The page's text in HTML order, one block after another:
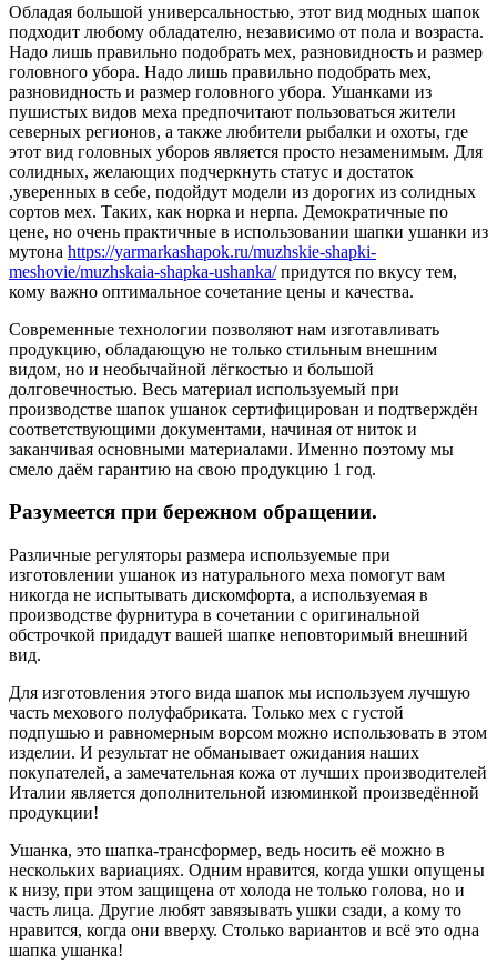
Обладая большой универсальностью, этот вид модных шапок
подходит любому обладателю, независимо от пола и возраста.
Надо лишь правильно подобрать мех, разновидность и размер
головного убора. Надо лишь правильно подобрать мех,
разновидность и размер головного убора. Ушанками из
пушистых видов меха предпочитают пользоваться жители
северных регионов, а также любители рыбалки и охоты, где
этот вид головных уборов является просто незаменимым. Для
солидных, желающих подчеркнуть статус и достаток
,уверенных в себе, подойдут модели из дорогих из солидных
сортов мех. Таких, как норка и нерпа. Демократичные по
цене, но очень практичные в использовании шапки ушанки из
мутона https://yarmarkashapok.ru/muzhskie-shapki-
meshovie/muzhskaia-shapka-ushanka/придутся по вкусу тем,
кому важно оптимальное сочетание цены и качества.
Современные технологии позволяют нам изготавливать
продукцию, обладающую не только стильным внешним
видом, но и необычайной лёгкостью и большой
долговечностью. Весь материал используемый при
производстве шапок ушанок сертифицирован и подтверждён
соответствующими документами, начиная от ниток и
заканчивая основными материалами. Именно поэтому мы
смело даём гарантию на свою продукцию 1 год.
Разумеется при бережном обращении.
Различные регуляторы размера используемые при
изготовлении ушанок из натурального меха помогут вам
никогда не испытывать дискомфорта, а используемая в
производстве фурнитура в сочетании с оригинальной
обстрочкой придадут вашей шапке неповторимый внешний
вид.
Для изготовления этого вида шапок мы используем лучшую
часть мехового полуфабриката. Только мех с густой
подпушью и равномерным ворсом можно использовать в этом
изделии. И результат не обманывает ожидания наших
покупателей, а замечательная кожа от лучших производителей
Италии является дополнительной изюминкой произведённой
продукции!
Ушанка, это шапка-трансформер, ведь носить её можно в
нескольких вариациях. Одним нравится, когда ушки опущены
к низу, при этом защищена от холода не только голова, но и
часть лица. Другие любят завязывать ушки сзади, а кому то
нравится, когда они вверху. Столько вариантов и всё это одна
шапка ушанка!